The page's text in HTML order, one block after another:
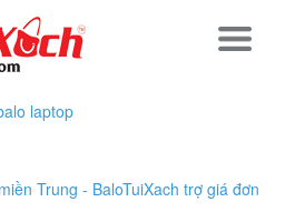
laptop
Trung - BaloTuiXach trợ giá đơn